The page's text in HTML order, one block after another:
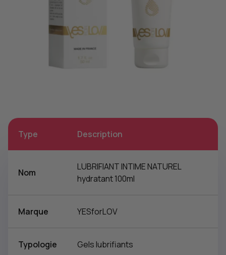
Type Description
Nom
LUBRIFIANT INTIME NATUREL
hydratant 100ml
Marque YESforLOV
Typologie Gels lubrifiants